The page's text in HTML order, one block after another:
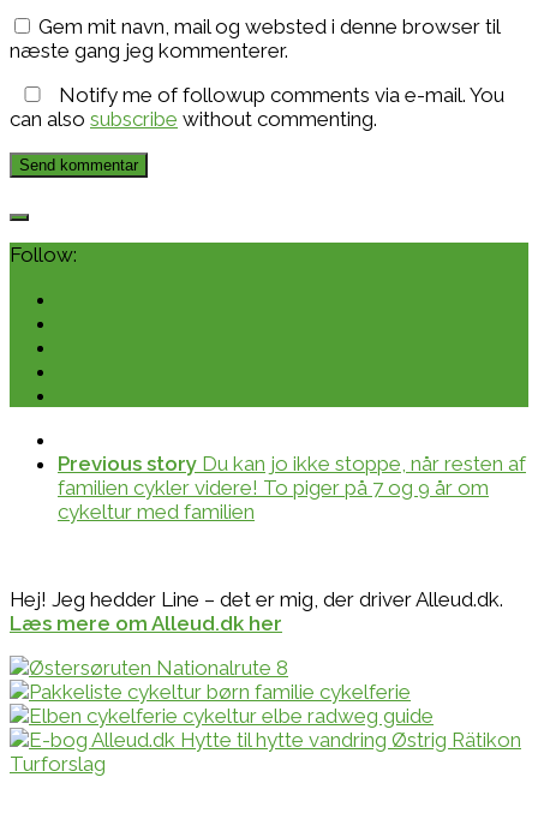
Gem mit navn, mail og websted i denne browser til
næste gang jeg kommenterer.
Notify me of followup comments via e-mail. You
can also subscribe without commenting.
Follow:
Previous story Du kan jo ikke stoppe, når resten af
familien cykler videre! To piger på 7 og 9 år om
cykeltur med familien
Hej! Jeg hedder Line – det er mig, der driver Alleud.dk.
Læs mere om Alleud.dk her